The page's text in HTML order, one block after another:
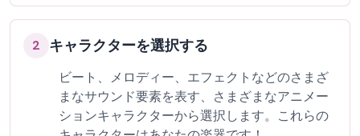
2 キャラクターを選択する
ビート、メロディー、エフェクトなどのさまざ
まなサウンド要素を表す、さまざまなアニメー
ションキャラクターから選択します。これらの